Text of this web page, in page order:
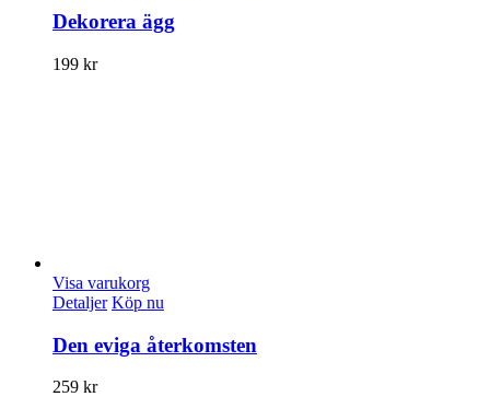
Dekorera ägg
199 kr
Visa varukorg
Detaljer Köp nu
Den eviga återkomsten
259 kr